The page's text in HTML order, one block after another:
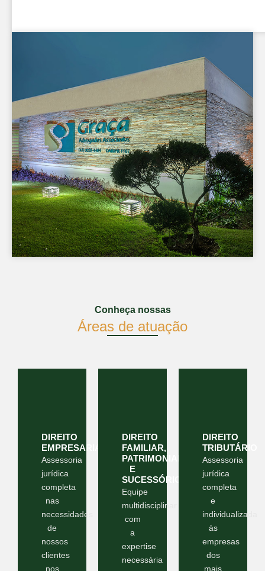
Conheça nossas
Áreas de atuação
DIREITO
EMPRESARIAL
Assessoria
jurídica
completa
nas
necessidades
de
nossos
clientes
nos
DIREITO
FAMILIAR,
PATRIMONIAL
E
SUCESSÓRIO
Equipe
multidisciplinar
com
a
expertise
necessária
DIREITO
TRIBUTÁRIO
Assessoria
jurídica
completa
e
individualizada
às
empresas
dos
mais